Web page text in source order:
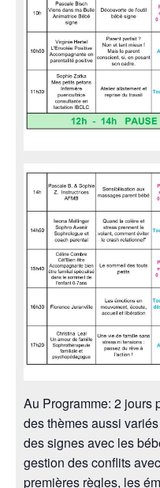
Au Programme: 2 jours
des thèmes aussi
des signes avec les
gestion des conflits
premières règles, les